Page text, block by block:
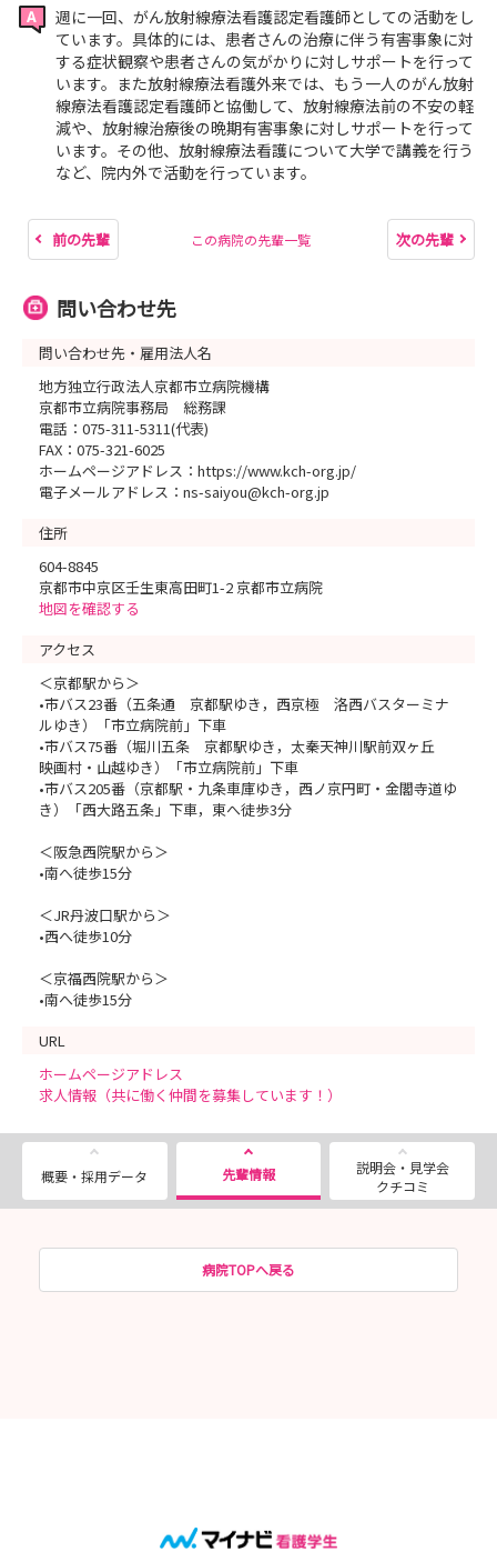
週に一回、がん放射線療法看護認定看護師としての活動をし
ています。具体的には、患者さんの治療に伴う有害事象に対
する症状観察や患者さんの気がかりに対しサポートを行って
います。また放射線療法看護外来では、もう一人のがん放射
線療法看護認定看護師と協働して、放射線療法前の不安の軽
減や、放射線治療後の晩期有害事象に対しサポートを行って
います。その他、放射線療法看護について大学で講義を行う
など、院内外で活動を行っています。
前の先輩 この病院の先輩一覧 次の先輩
問い合わせ先
問い合わせ先・雇用法人名
地方独立行政法人京都市立病院機構
京都市立病院事務局 総務課
電話：075-311-5311(代表)
FAX：075-321-6025
ホームページアドレス：https://www.kch-org.jp/
電子メールアドレス：ns-saiyou@kch-org.jp
住所
604-8845
京都市中京区壬生東高田町1-2 京都市立病院
地図を確認する
アクセス
＜京都駅から＞
•市バス23番（五条通 京都駅ゆき，西京極 洛西バスターミナ
ルゆき）「市立病院前」下車
•市バス75番（堀川五条 京都駅ゆき，太秦天神川駅前双ヶ丘
映画村・山越ゆき）「市立病院前」下車
•市バス205番（京都駅・九条車庫ゆき，西ノ京円町・金閣寺道ゆ
き）「西大路五条」下車，東へ徒歩3分
＜阪急西院駅から＞
•南へ徒歩15分
＜JR丹波口駅から＞
•西へ徒歩10分
＜京福西院駅から＞
•南へ徒歩15分
URL
ホームページアドレス
求人情報（共に働く仲間を募集しています！）
概要・採用データ 先輩情報
説明会・見学会
クチコミ
病院TOPへ戻る